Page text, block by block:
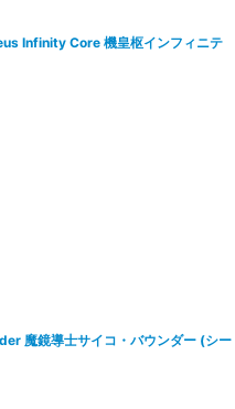
Infinity Core 機皇枢インフィニテ
魔鏡導士サイコ・バウンダー (シー